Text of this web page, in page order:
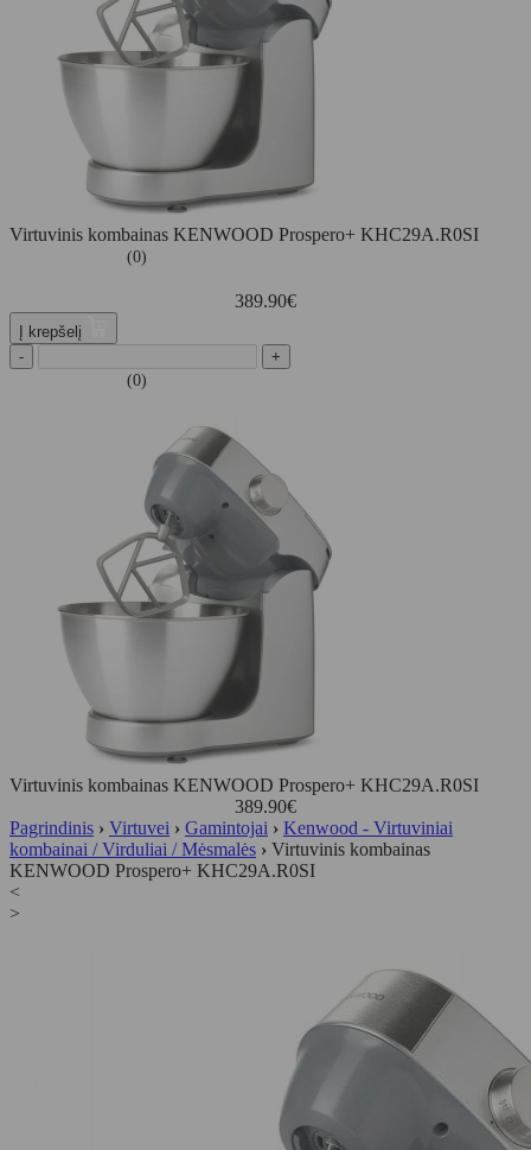
Virtuvinis kombainas KENWOOD Prospero+ KHC29A.R0SI
(0)
389.90€
Į krepšelį
-
+
(0)
Virtuvinis kombainas KENWOOD Prospero+ KHC29A.R0SI
389.90€
Pagrindinis › Virtuvei › Gamintojai › Kenwood - Virtuviniai
kombainai / Virduliai / Mėsmalės › Virtuvinis kombainas
KENWOOD Prospero+ KHC29A.R0SI
<
>